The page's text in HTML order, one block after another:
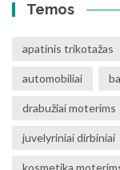
Temos
apatinis trikotažas
automobiliai
drabužiai moterims
juvelyriniai dirbiniai
kosmetika